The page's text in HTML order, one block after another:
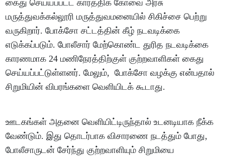
கைது செய்யப்பட்ட கார்த்திக் கோவை அரசு
மருத்துவக்கல்லூரி மருத்துவமனையில் சிகிச்சை பெற்று
வருகிறார். போக்சோ சட்டத்தின் கீழ் நடவடிக்கை
எடுக்கப்படும். போலீசார் மேற்கொண்ட துரித நடவடிக்கை
காரணமாக 24 மணிநேரத்திற்குள் குற்றவாளிகள் கைது
செய்யப்பட்டுள்ளனர். மேலும், போக்சோ வழக்கு என்பதால்
சிறுமியின் விபரங்களை வெளியிடக் கூடாது.
ஊடகங்கள் அதனை வெளியிட்டிருந்தால் உடனடியாக நீக்க
வேண்டும். இது தொடர்பாக விசாரணை நடத்தும் போது,
போலீசாருடன் சேர்ந்து குற்றவாளியும் சிறுமியை